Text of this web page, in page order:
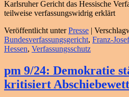
Karlsruher Gericht das Hessische
teilweise verfassungswidrig erklärt
Veröffentlicht unter Presse |
Bundesverfassungsgericht, Franz-
Hessen, Verfassungsschutz
pm 9/24: Demokratie
kritisiert